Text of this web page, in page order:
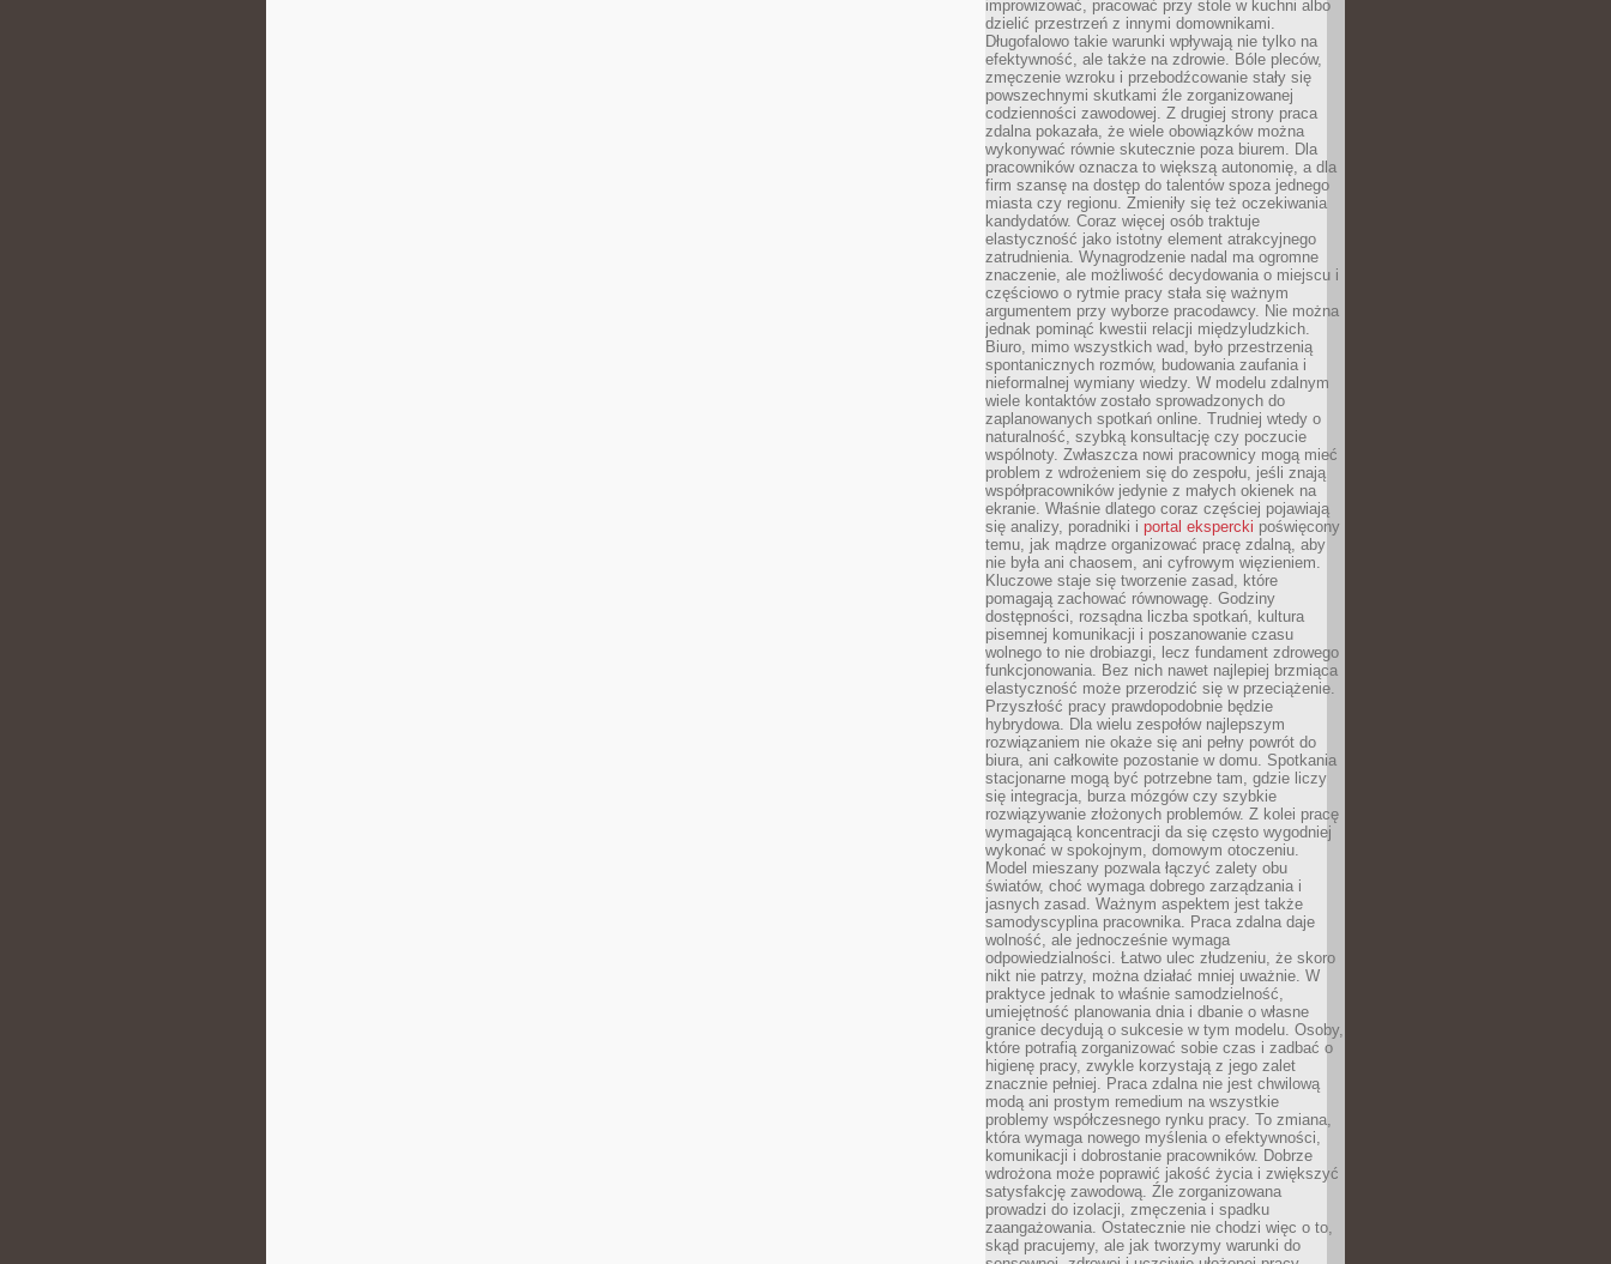
improwizować, pracować przy stole w kuchni albo
dzielić przestrzeń z innymi domownikami.
Długofalowo takie warunki wpływają nie tylko na
efektywność, ale także na zdrowie. Bóle pleców,
zmęczenie wzroku i przebodźcowanie stały się
powszechnymi skutkami źle zorganizowanej
codzienności zawodowej. Z drugiej strony praca
zdalna pokazała, że wiele obowiązków można
wykonywać równie skutecznie poza biurem. Dla
pracowników oznacza to większą autonomię, a dla
firm szansę na dostęp do talentów spoza jednego
miasta czy regionu. Zmieniły się też oczekiwania
kandydatów. Coraz więcej osób traktuje
elastyczność jako istotny element atrakcyjnego
zatrudnienia. Wynagrodzenie nadal ma ogromne
znaczenie, ale możliwość decydowania o miejscu i
częściowo o rytmie pracy stała się ważnym
argumentem przy wyborze pracodawcy. Nie można
jednak pominąć kwestii relacji międzyludzkich.
Biuro, mimo wszystkich wad, było przestrzenią
spontanicznych rozmów, budowania zaufania i
nieformalnej wymiany wiedzy. W modelu zdalnym
wiele kontaktów zostało sprowadzonych do
zaplanowanych spotkań online. Trudniej wtedy o
naturalność, szybką konsultację czy poczucie
wspólnoty. Zwłaszcza nowi pracownicy mogą mieć
problem z wdrożeniem się do zespołu, jeśli znają
współpracowników jedynie z małych okienek na
ekranie. Właśnie dlatego coraz częściej pojawiają
się analizy, poradniki i portal ekspercki poświęcony
temu, jak mądrze organizować pracę zdalną, aby
nie była ani chaosem, ani cyfrowym więzieniem.
Kluczowe staje się tworzenie zasad, które
pomagają zachować równowagę. Godziny
dostępności, rozsądna liczba spotkań, kultura
pisemnej komunikacji i poszanowanie czasu
wolnego to nie drobiazgi, lecz fundament zdrowego
funkcjonowania. Bez nich nawet najlepiej brzmiąca
elastyczność może przerodzić się w przeciążenie.
Przyszłość pracy prawdopodobnie będzie
hybrydowa. Dla wielu zespołów najlepszym
rozwiązaniem nie okaże się ani pełny powrót do
biura, ani całkowite pozostanie w domu. Spotkania
stacjonarne mogą być potrzebne tam, gdzie liczy
się integracja, burza mózgów czy szybkie
rozwiązywanie złożonych problemów. Z kolei pracę
wymagającą koncentracji da się często wygodniej
wykonać w spokojnym, domowym otoczeniu.
Model mieszany pozwala łączyć zalety obu
światów, choć wymaga dobrego zarządzania i
jasnych zasad. Ważnym aspektem jest także
samodyscyplina pracownika. Praca zdalna daje
wolność, ale jednocześnie wymaga
odpowiedzialności. Łatwo ulec złudzeniu, że skoro
nikt nie patrzy, można działać mniej uważnie. W
praktyce jednak to właśnie samodzielność,
umiejętność planowania dnia i dbanie o własne
granice decydują o sukcesie w tym modelu. Osoby,
które potrafią zorganizować sobie czas i zadbać o
higienę pracy, zwykle korzystają z jego zalet
znacznie pełniej. Praca zdalna nie jest chwilową
modą ani prostym remedium na wszystkie
problemy współczesnego rynku pracy. To zmiana,
która wymaga nowego myślenia o efektywności,
komunikacji i dobrostanie pracowników. Dobrze
wdrożona może poprawić jakość życia i zwiększyć
satysfakcję zawodową. Źle zorganizowana
prowadzi do izolacji, zmęczenia i spadku
zaangażowania. Ostatecznie nie chodzi więc o to,
skąd pracujemy, ale jak tworzymy warunki do